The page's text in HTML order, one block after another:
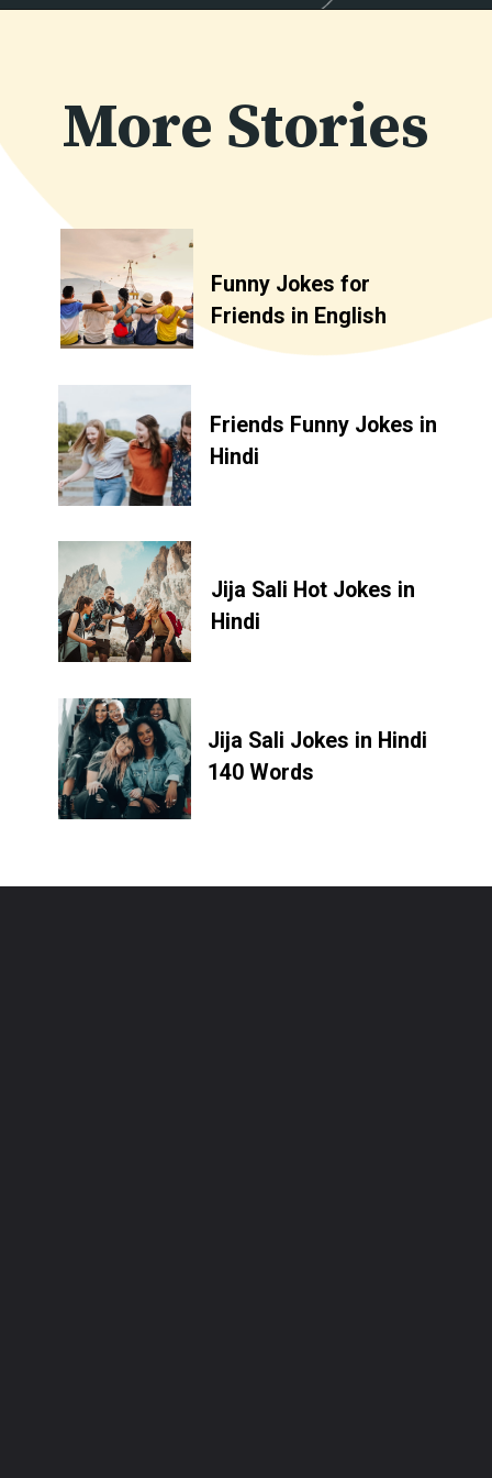
More Stories
Funny Jokes for
Friends in English
Friends Funny Jokes in
Hindi
Jija Sali Hot Jokes in
Hindi
Jija Sali Jokes in Hindi
140 Words